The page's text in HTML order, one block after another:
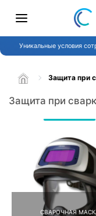
Уникальные условия
Защита при
Защита при
СВАРОЧНАЯ